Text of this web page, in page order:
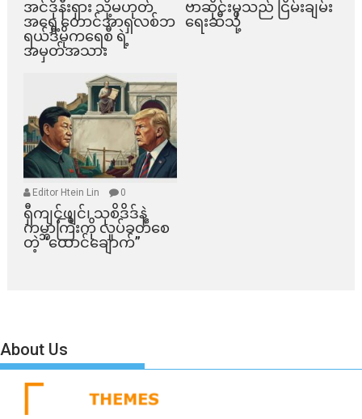
အင်ဒိုနီးရှား သို့မဟုတ်
အရှေ့တောင်အာရှလစ်ဘ
ရယ်ဒီမိုကရေစီ ရဲ့
အမှတ်အသား
ဗာဆိုင်းမှသည် ငြိမ်းချမ်း
ရေးဆီသို့
Editor Htein Lin 0
ရှီကျင့်ဖျင်၊ သုစိဒိဒ်နဲ့
ကမ္ဘာကြီးကို လှုပ်ခတ်စေ
တဲ့ “ထောင်ချောက်”
About Us